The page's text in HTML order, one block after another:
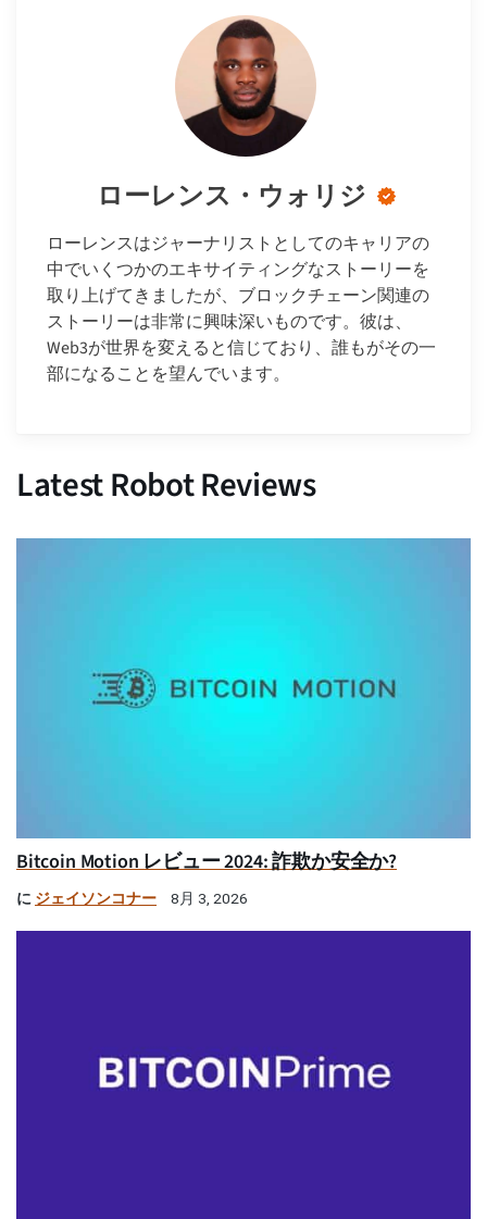
ローレンス・ウォリジ
ローレンスはジャーナリストとしてのキャリアの
中でいくつかのエキサイティングなストーリーを
取り上げてきましたが、ブロックチェーン関連の
ストーリーは非常に興味深いものです。彼は、
Web3が世界を変えると信じており、誰もがその一
部になることを望んでいます。
Latest Robot Reviews
Bitcoin Motion レビュー 2024: 詐欺か安全か?
に ジェイソンコナー 8月 3, 2026